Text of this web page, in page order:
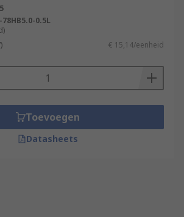
78HB5.0-0.5L
€ 15,14/eenheid
Toevoegen
Datasheets